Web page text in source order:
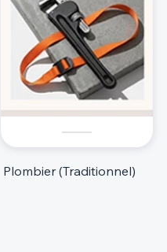
Plombier (Traditionnel)